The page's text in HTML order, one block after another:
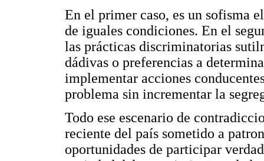
En el primer caso, es un sofisma
de iguales condiciones. En el
las prácticas discriminatorias
dádivas o preferencias a
implementar acciones
problema sin incrementar la
Todo ese escenario de
reciente del país sometido a
oportunidades de participar